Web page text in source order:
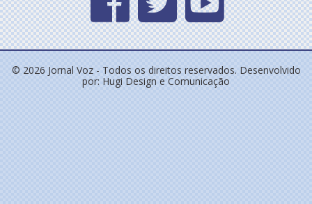
© 2026 Jornal Voz - Todos os direitos reservados. Desenvolvido
por: Hugi Design e Comunicação